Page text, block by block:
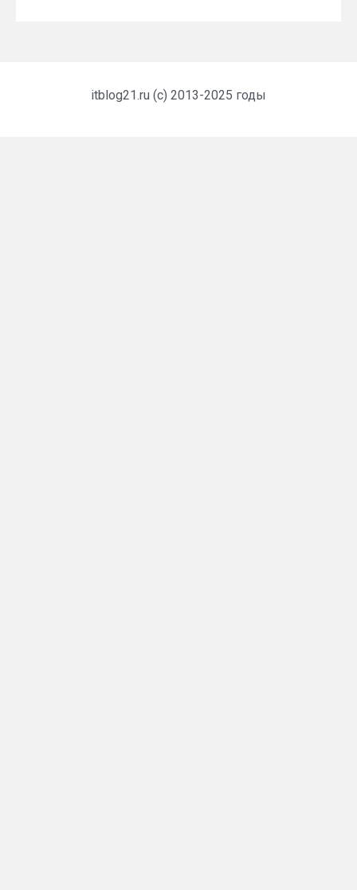
itblog21.ru (c) 2013-2025 годы